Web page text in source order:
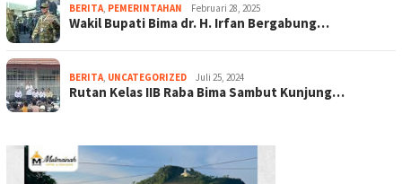
BERITA PEMERINTAHAN Februari 28, 2025
Wakil Bupati Bima dr. H. Irfan Bergabung…
BERITA UNCATEGORIZED Juli 25, 2024
Rutan Kelas IIB Raba Bima Sambut Kunjung…